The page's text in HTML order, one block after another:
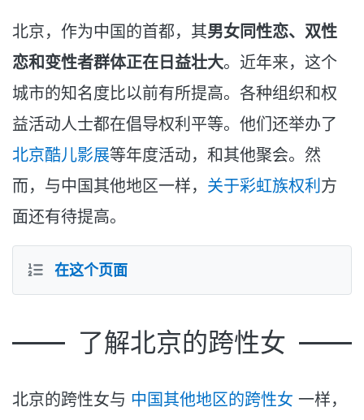
北京，作为中国的首都，其男女同性恋、双性
恋和变性者群体正在日益壮大。近年来，这个
城市的知名度比以前有所提高。各种组织和权
益活动人士都在倡导权利平等。他们还举办了
北京酷儿影展等年度活动，和其他聚会。然
而，与中国其他地区一样， 关于彩虹族权利 方
面还有待提高。
在这个页面
了解北京的跨性女
北京的跨性女与 中国其他地区的跨性女 一样，